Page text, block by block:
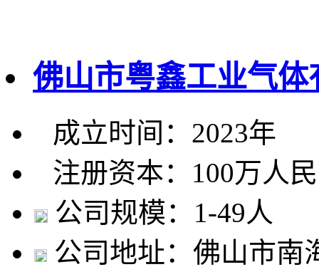
佛山市粤鑫工业气体
成立时间：2023年
注册资本：100万人
公司规模：1-49人
公司地址：佛山市南